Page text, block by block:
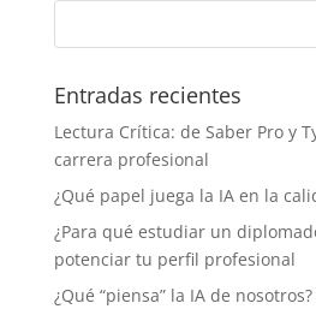
Entradas recientes
Lectura Crítica: de Saber Pro y
carrera profesional
¿Qué papel juega la IA en la
¿Para qué estudiar un
potenciar tu perfil profesional
¿Qué “piensa” la IA de